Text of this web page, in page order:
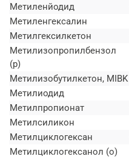
Метиленйодид
Метиленгексалин
Метилгексилкетон
Метилизопропилбензол
(p)
Метилизобутилкетон, MIBK
Метилиодид
Метилпропионат
Метилсиликон
Метилциклогексан
Метилциклогексанол (o)